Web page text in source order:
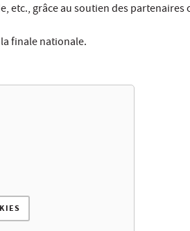
etc., grâce au soutien des partenaires
finale nationale.